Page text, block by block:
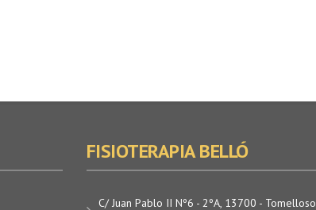
FISIOTERAPIA BELLÓ
C/ Juan Pablo II Nº6 - 2ºA, 13700 - Tomelloso